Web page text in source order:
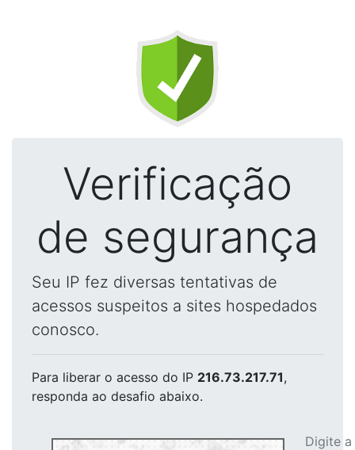
Verificação
de segurança
Seu IP fez diversas tentativas de
acessos suspeitos a sites hospedados
conosco.
Para liberar o acesso do IP 216.73.217.71,
responda ao desafio abaixo.
Digite